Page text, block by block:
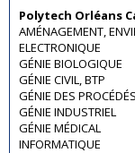
Polytech Orléans
AMÉNAGEMENT,
ELECTRONIQUE
GÉNIE BIOLOGIQUE
GÉNIE CIVIL, BTP
GÉNIE DES PROCÉDÉS
GÉNIE INDUSTRIEL
GÉNIE MÉDICAL
INFORMATIQUE